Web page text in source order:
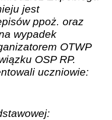
jest
ppoż. oraz
wypadek
OTWP
OSP RP.
uczniowie: